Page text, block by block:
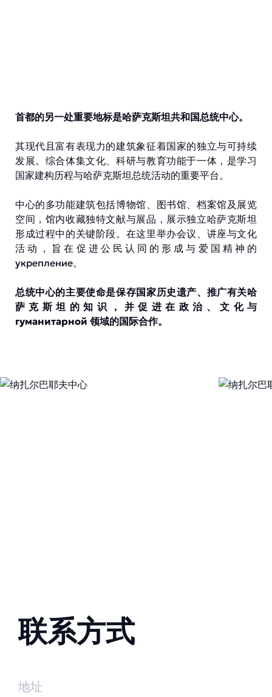
首都的另一处重要地标是哈萨克斯坦共和国总统中心。
其现代且富有表现力的建筑象征着国家的独立与可持续
发展。综合体集文化、科研与教育功能于一体，是学习
国家建构历程与哈萨克斯坦总统活动的重要平台。
中心的多功能建筑包括博物馆、图书馆、档案馆及展览
空间，馆内收藏独特文献与展品，展示独立哈萨克斯坦
形成过程中的关键阶段。在这里举办会议、讲座与文化
活动，旨在促进公民认同的形成与爱国精神的
укрепление。
总统中心的主要使命是保存国家历史遗产、推广有关哈
萨克斯坦的知识，并促进在政治、文化与
гуманитарной 领域的国际合作。
联系方式
地址